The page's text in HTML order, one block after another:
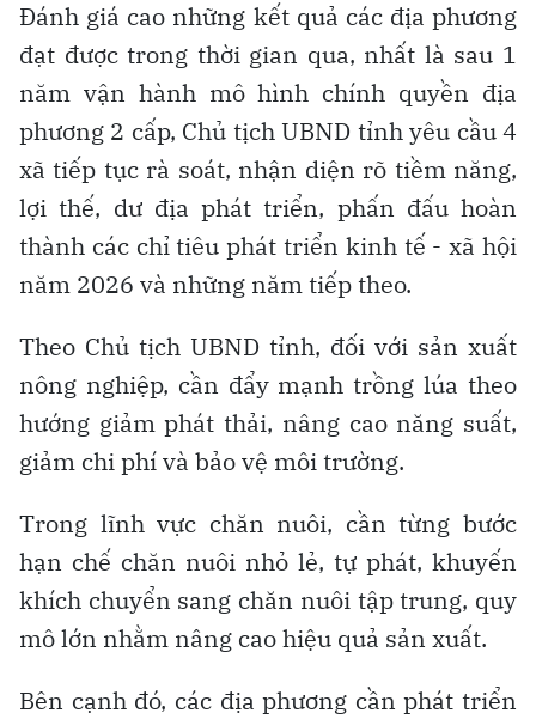
Đánh giá cao những kết quả các địa phương
đạt được trong thời gian qua, nhất là sau 1
năm vận hành mô hình chính quyền địa
phương 2 cấp, Chủ tịch UBND tỉnh yêu cầu 4
xã tiếp tục rà soát, nhận diện rõ tiềm năng,
lợi thế, dư địa phát triển, phấn đấu hoàn
thành các chỉ tiêu phát triển kinh tế - xã hội
năm 2026 và những năm tiếp theo.
Theo Chủ tịch UBND tỉnh, đối với sản xuất
nông nghiệp, cần đẩy mạnh trồng lúa theo
hướng giảm phát thải, nâng cao năng suất,
giảm chi phí và bảo vệ môi trường.
Trong lĩnh vực chăn nuôi, cần từng bước
hạn chế chăn nuôi nhỏ lẻ, tự phát, khuyến
khích chuyển sang chăn nuôi tập trung, quy
mô lớn nhằm nâng cao hiệu quả sản xuất.
Bên cạnh đó, các địa phương cần phát triển